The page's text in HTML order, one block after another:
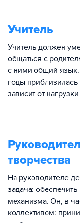
Учитель
Учитель должен
общаться с
с ними общий язык.
годы
зависит от
творчества
На руководителе
задача:
механизма. Он, в
коллективом: